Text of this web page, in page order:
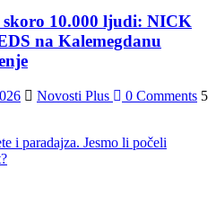
10.000 ljudi: NICK
na Kalemegdanu
Novosti Plus 0 Comments 5